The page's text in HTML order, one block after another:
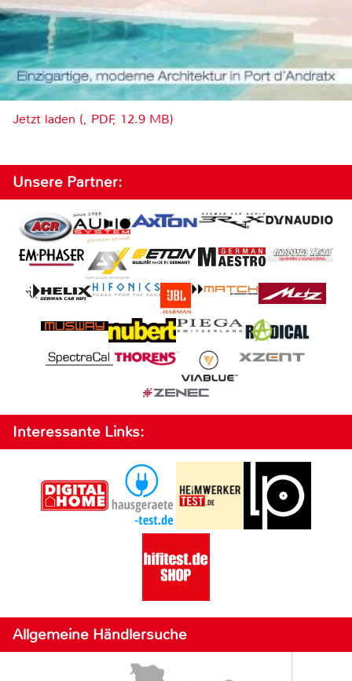
Jetzt laden (, PDF, 12.9 MB)
Unsere Partner:
Interessante Links:
Allgemeine Händlersuche